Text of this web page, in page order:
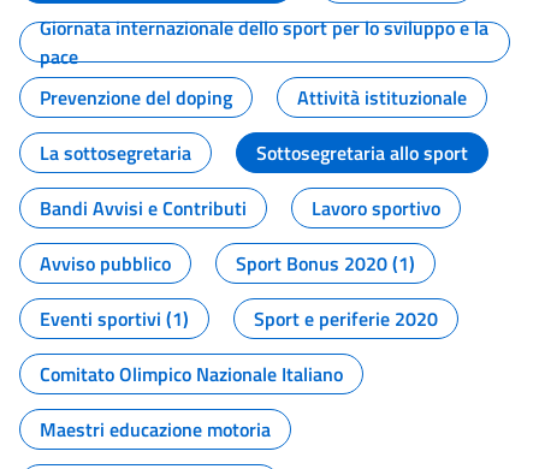
Giornata internazionale dello sport per lo sviluppo e la
pace
Prevenzione del doping
Attività istituzionale
La sottosegretaria
Sottosegretaria allo sport
Bandi Avvisi e Contributi
Lavoro sportivo
Avviso pubblico
Sport Bonus 2020 (1)
Eventi sportivi (1)
Sport e periferie 2020
Comitato Olimpico Nazionale Italiano
Maestri educazione motoria